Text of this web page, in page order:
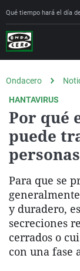
Qué tiempo hará el día
Ondacero
HANTAVIRUS
Por qué
puede
Para que se
y duradero,
secreciones
cerrados o
con una fase